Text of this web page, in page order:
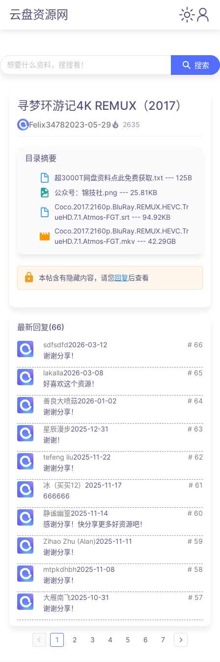
云盘资源网
想要什么资料，搜搜看！ 搜索
寻梦环游记4K REMUX（2017）
Felix34782023-05-29 2635
目录摘要
超3000T网盘资料点此免费获取.txt --- 125B
公众号：锦技社.png --- 25.81KB
Coco.2017.2160p.BluRay.REMUX.HEVC.Tr
ueHD.7.1.Atmos-FGT.srt --- 94.92KB
Coco.2017.2160p.BluRay.REMUX.HEVC.Tr
ueHD.7.1.Atmos-FGT.mkv --- 42.29GB
本帖含有隐藏内容，请您回复后查看
最新回复(66)
sdfsdfd2026-03-12
# 66
谢谢分享！
lakalla2026-03-08
# 65
好喜欢这个资源！
善良大喷菇2026-01-02
# 64
谢谢分享！
星辰漫步2025-12-31
# 63
谢谢！
tefeng liu2025-11-22
# 62
谢谢分享！
冰（买买12） 2025-11-17
# 61
666666
静谧幽篁2025-11-14
# 60
感谢分享！快分享更多好资源吧！
Zihao Zhu (Alan)2025-11-11
# 59
谢谢分享！
mtpkdhbh2025-11-08
# 58
谢谢分享！
大雁南飞2025-10-31
# 57
谢谢分享！
1 2 3 4 5 6 7